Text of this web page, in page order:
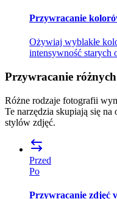
Przywracanie
Ożywiaj wyblakłe
intensywność starych
Przywracanie
Różne rodzaje fotografii
Te narzędzia skupiają się
stylów zdjęć.
Przed
Po
Przywracanie zdjęć